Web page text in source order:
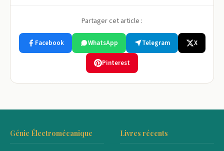
Partager cet article :
Facebook WhatsApp Telegram X
Pinterest
Génie Électromécanique Livres récents